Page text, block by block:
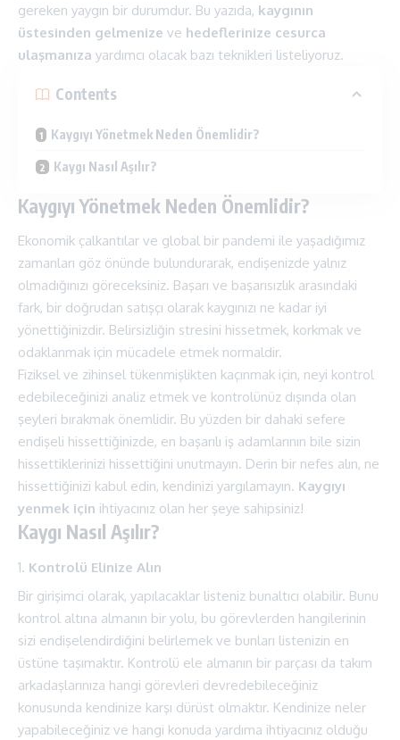
gereken yaygın bir durumdur. Bu yazıda, kaygının
üstesinden gelmenize ve hedeflerinize cesurca
ulaşmanıza yardımcı olacak bazı teknikleri listeliyoruz.
Contents
Kaygıyı Yönetmek Neden Önemlidir?
Kaygı Nasıl Aşılır?
Kaygıyı Yönetmek Neden Önemlidir?
Ekonomik çalkantılar ve global bir pandemi ile yaşadığımız
zamanları göz önünde bulundurarak, endişenizde yalnız
olmadığınızı göreceksiniz. Başarı ve başarısızlık arasındaki
fark, bir doğrudan satışçı olarak kaygınızı ne kadar iyi
yönettiğinizdir. Belirsizliğin stresini hissetmek, korkmak ve
odaklanmak için mücadele etmek normaldir.
Fiziksel ve zihinsel tükenmişlikten kaçınmak için, neyi kontrol
edebileceğinizi analiz etmek ve kontrolünüz dışında olan
şeyleri bırakmak önemlidir. Bu yüzden bir dahaki sefere
endişeli hissettiğinizde, en başarılı iş adamlarının bile sizin
hissettiklerinizi hissettiğini unutmayın. Derin bir nefes alın, ne
hissettiğinizi kabul edin, kendinizi yargılamayın. Kaygıyı
yenmek için ihtiyacınız olan her şeye sahipsiniz!
Kaygı Nasıl Aşılır?
Kontrolü Elinize Alın
Bir girişimci olarak, yapılacaklar listeniz bunaltıcı olabilir. Bunu
kontrol altına almanın bir yolu, bu görevlerden hangilerinin
sizi endişelendirdiğini belirlemek ve bunları listenizin en
üstüne taşımaktır. Kontrolü ele almanın bir parçası da takım
arkadaşlarınıza hangi görevleri devredebileceğiniz
konusunda kendinize karşı dürüst olmaktır. Kendinize neler
yapabileceğiniz ve hangi konuda yardıma ihtiyacınız olduğu